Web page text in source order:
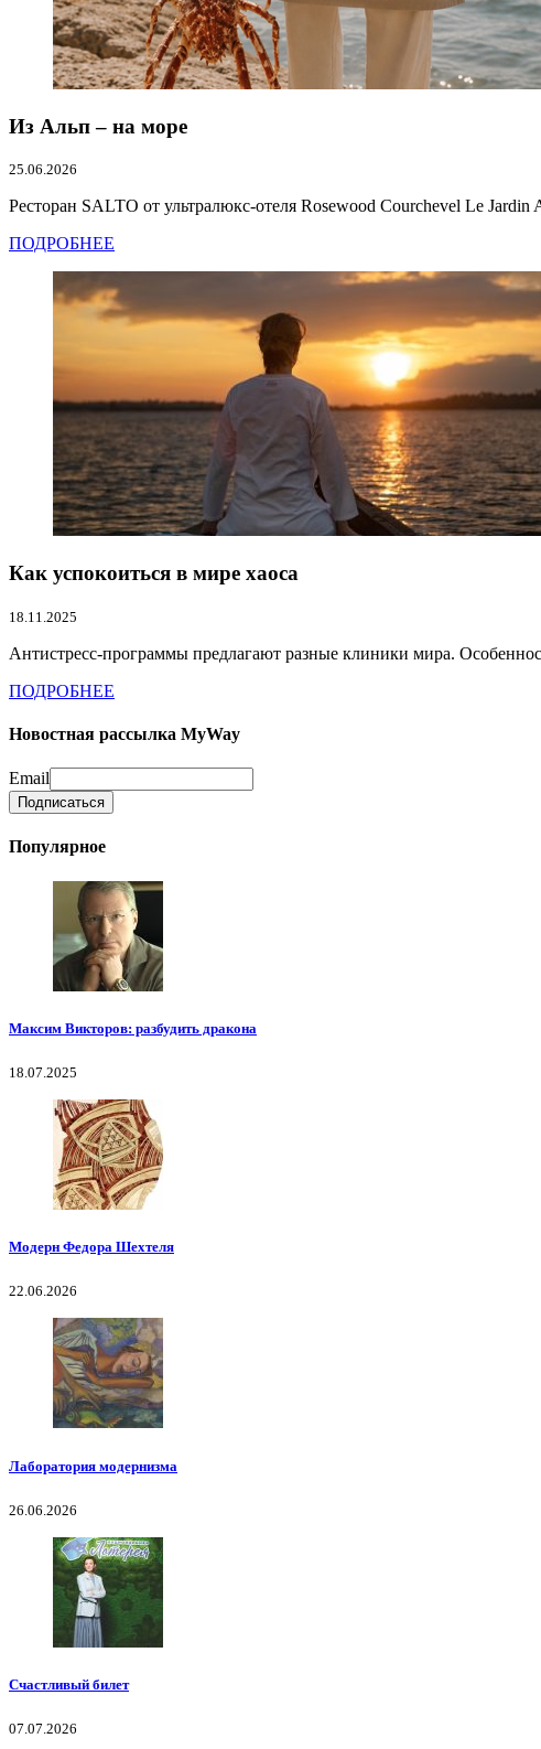
Из Альп – на море
25.06.2026
Ресторан SALTO от ультралюкс-отеля Rosewood Courchevel Le Jardin
ПОДРОБНЕЕ
Как успокоиться в мире хаоса
18.11.2025
Антистресс-программы предлагают разные клиники мира.
ПОДРОБНЕЕ
Новостная рассылка MyWay
Email
Популярное
Максим Викторов: разбудить дракона
18.07.2025
Модерн Федора Шехтеля
22.06.2026
Лаборатория модернизма
26.06.2026
Счастливый билет
07.07.2026